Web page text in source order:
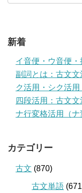
新着
イ音便・ウ音便
副詞とは：古文文
ク活用・シク活
四段活用：古文
ナ行変格活用（
カテゴリー
古文 (870)
古文単語